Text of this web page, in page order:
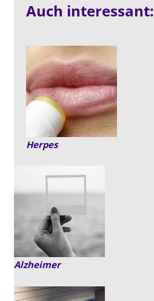
Auch interessant:
Herpes
Alzheimer